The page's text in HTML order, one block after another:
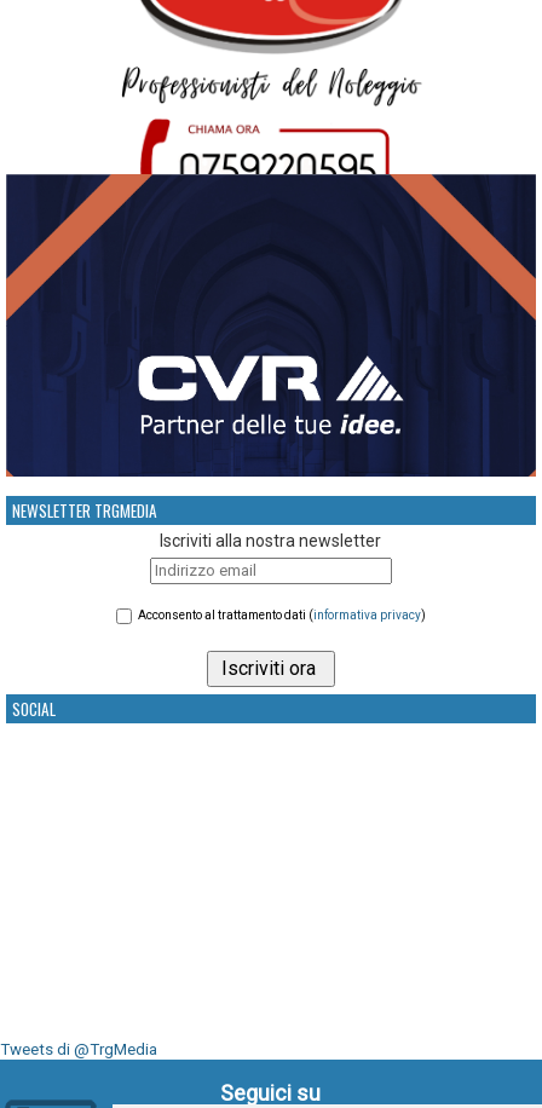
NEWSLETTER TRGMEDIA
Iscriviti alla nostra newsletter
Acconsento al trattamento dati (informativa privacy)
SOCIAL
Tweets di @TrgMedia
Seguici su